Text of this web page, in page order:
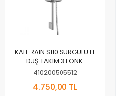
KALE RAIN S110 SÜRGÜLÜ EL
DUŞ TAKIM 3 FONK.
410200505512
4.750,00 TL